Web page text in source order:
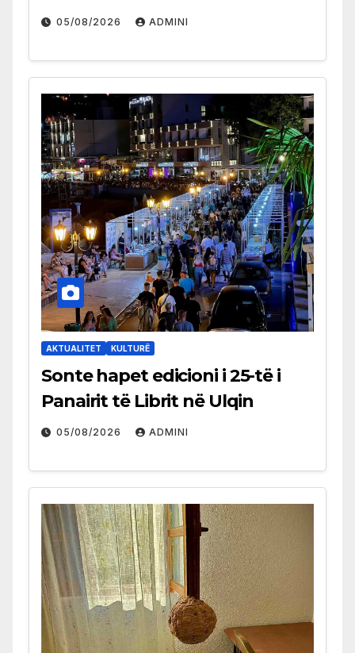
05/08/2026 ADMINI
AKTUALITET KULTURË
Sonte hapet edicioni i 25-të i
Panairit të Librit në Ulqin
05/08/2026 ADMINI